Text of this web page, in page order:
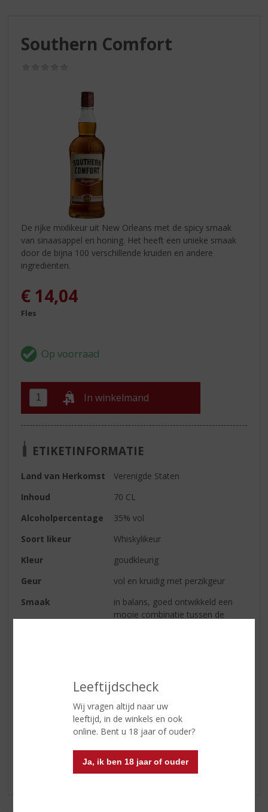
Leeftijdscheck
Wij vragen altijd naar uw
leeftijd, in de winkels en ook
online. Bent u 18 jaar of ouder?
Ja, ik ben 18 jaar of ouder
Southern Comfort
De rijke mixlikeur uit New Orleans met de spicy smaak
van sinaasappel en honing. Het heeft een unieke smaak
door de bijna 100 verschillende kruiden en andere
ingrediënten.
€ 14,04
Fles
In winkelmand
ETIKETINFORMATIE
Land van Herkomst
Verenigde Staten
Inhoud
70 CL
Alcoholpercentage
35% vol
Soort likeur
Whiskylikeur
Kleur
goudkleurig
Geur
vol en kruidig met perzikgeur
Smaak
in balans, goed ontwikkeld een
mooie combinatie tussen de
In de Mix met Sprite of Up
Reviews
Er zijn nog geen reviews geplaatst voor dit product